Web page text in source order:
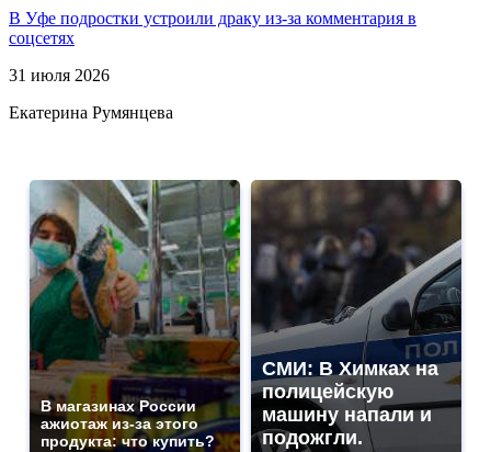
В Уфе подростки устроили драку из-за комментария в
соцсетях
31 июля 2026
Екатерина Румянцева
В магазинах России
ажиотаж из-за этого
продукта: что купить?
СМИ: В Химках на
полицейскую
машину напали и
подожгли.